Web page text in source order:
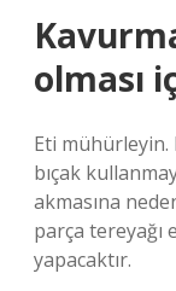
olması
Eti mühürleyin.
bıçak
akmasına
parça tereyağı
yapacaktır.